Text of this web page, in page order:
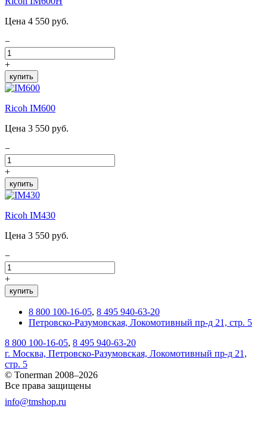
Цена 4 550 руб.
−
+
купить
Ricoh IM600
Цена 3 550 руб.
−
+
купить
Ricoh IM430
Цена 3 550 руб.
−
+
купить
8 800 100-16-05, 8 495 940-63-20
Петровско-Разумовская, Локомотивный пр-д 21, стр. 5
8 800 100-16-05, 8 495 940-63-20
г. Москва, Петровско-Разумовская, Локомотивный пр-д 21,
стр. 5
© Tonerman 2008–2026
Все права защищены
info@tmshop.ru